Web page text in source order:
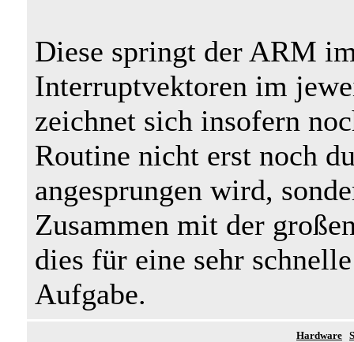
Diese springt der ARM
Interruptvektoren im
zeichnet sich insofern
Routine nicht erst noch
angesprungen wird,
Zusammen mit der
dies für eine sehr
Aufgabe.
Hardware